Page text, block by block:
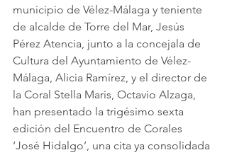
municipio de Vélez-Málaga y teniente
de alcalde de Torre del Mar, Jesús
Pérez Atencia, junto a la concejala de
Cultura del Ayuntamiento de Vélez-
Málaga, Alicia Ramírez, y el director de
la Coral Stella Maris, Octavio Alzaga,
han presentado la trigésimo sexta
edición del Encuentro de Corales
‘José Hidalgo’, una cita ya consolidada